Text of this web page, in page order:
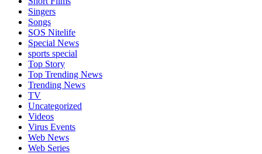
Singers
Songs
SOS Nitelife
Special News
sports special
Top Story
Top Trending News
Trending News
TV
Uncategorized
Videos
Virus Events
Web News
Web Series